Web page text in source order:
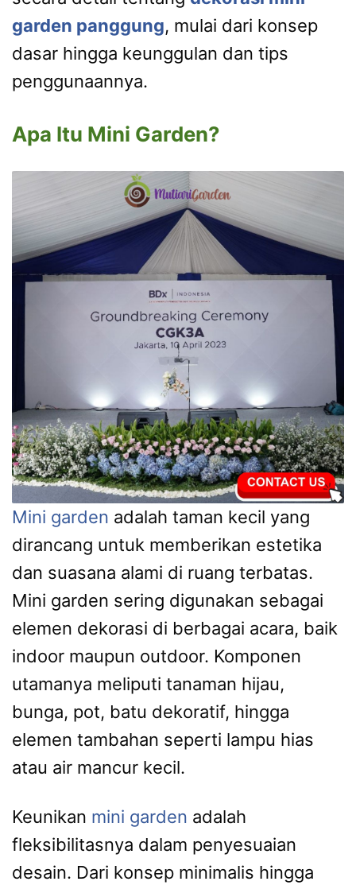
garden panggung, mulai dari konsep
dasar hingga keunggulan dan tips
penggunaannya.
Apa Itu Mini Garden?
Mini garden adalah taman kecil yang
dirancang untuk memberikan estetika
dan suasana alami di ruang terbatas.
Mini garden sering digunakan sebagai
elemen dekorasi di berbagai acara, baik
indoor maupun outdoor. Komponen
utamanya meliputi tanaman hijau,
bunga, pot, batu dekoratif, hingga
elemen tambahan seperti lampu hias
atau air mancur kecil.
Keunikan mini garden adalah
fleksibilitasnya dalam penyesuaian
desain. Dari konsep minimalis hingga